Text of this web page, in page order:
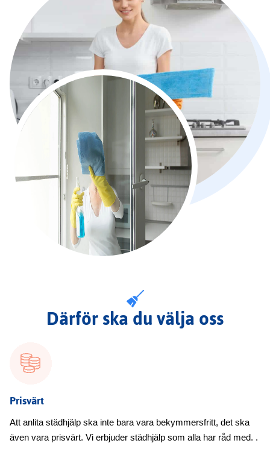
Därför ska du välja oss
Prisvärt
Att anlita städhjälp ska inte bara vara bekymmersfritt, det ska
även vara prisvärt. Vi erbjuder städhjälp som alla har råd med. .